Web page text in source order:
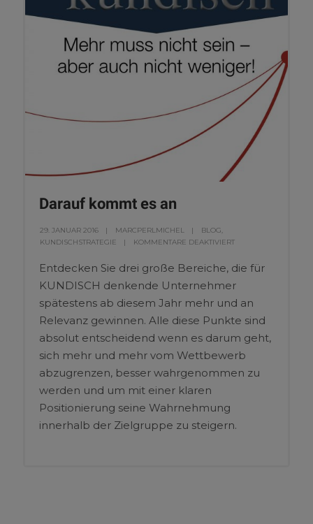
Darauf kommt es an
29. JANUAR 2016 MARCPERLMICHEL BLOG,
KUNDISCHSTRATEGIE
KOMMENTARE DEAKTIVIERT
Entdecken Sie drei große Bereiche, die für
KUNDISCH denkende Unternehmer
spätestens ab diesem Jahr mehr und an
Relevanz gewinnen. Alle diese Punkte sind
absolut entscheidend wenn es darum geht,
sich mehr und mehr vom Wettbewerb
abzugrenzen, besser wahrgenommen zu
werden und um mit einer klaren
Positionierung seine Wahrnehmung
innerhalb der Zielgruppe zu steigern.